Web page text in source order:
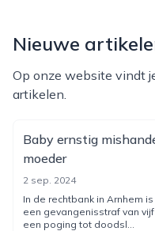
Nieuwe
Op onze website vindt
artikelen.
Baby ernstig
moeder
2 sep. 2024
In de rechtbank in Arnhem
een gevangenisstraf van
een poging tot doodsl...